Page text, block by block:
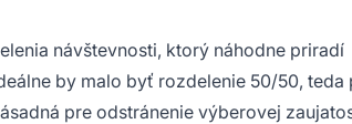
návštevnosti, ktorý náhodne priradí
by malo byť rozdelenie 50/50, teda
pre odstránenie výberovej